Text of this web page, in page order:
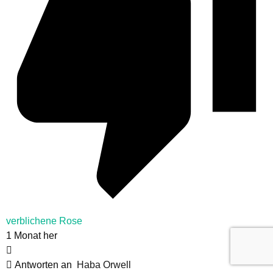
verblichene Rose
1 Monat her
Antworten an Haba Orwell